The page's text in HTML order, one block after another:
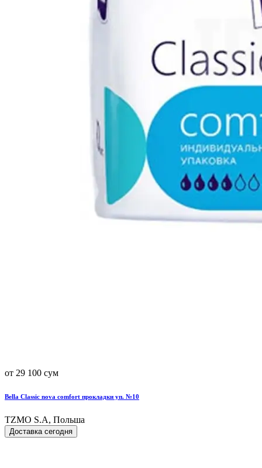
от 29 100 сум
Bella Classic nova comfort прокладки уп. №10
TZMO S.A, Польша
Доставка сегодня